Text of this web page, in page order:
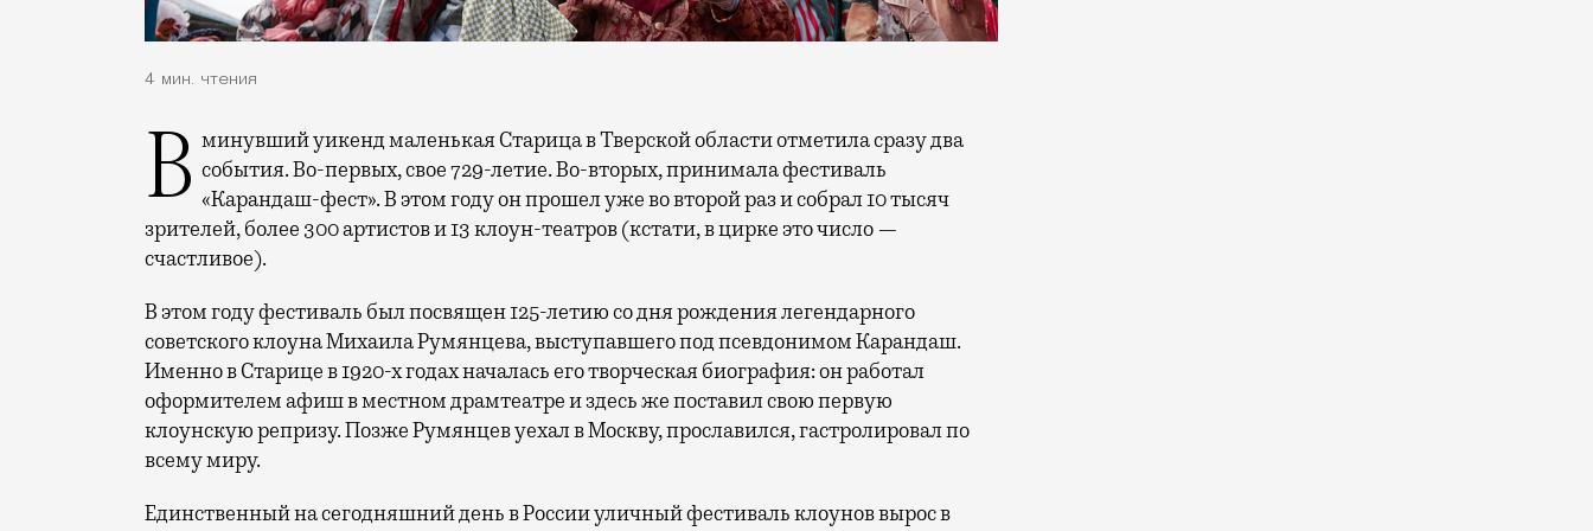
4 мин. чтения
В минувший уикенд маленькая Старица в Тверской области отметила сразу два события. Во-первых, свое 729-летие. Во-вторых, принимала фестиваль
«Карандаш-фест». В этом году он прошел уже во второй раз и собрал 10 тысяч
зрителей, более 300 артистов и 13 клоун-театров (кстати, в цирке это число —
счастливое).
В этом году фестиваль был посвящен 125-летию со дня рождения легендарного
советского клоуна Михаила Румянцева, выступавшего под псевдонимом Карандаш.
Именно в Старице в 1920-х годах началась его творческая биография: он работал
оформителем афиш в местном драмтеатре и здесь же поставил свою первую
клоунскую репризу. Позже Румянцев уехал в Москву, прославился, гастролировал по
всему миру.
Единственный на сегодняшний день в России уличный фестиваль клоунов вырос в